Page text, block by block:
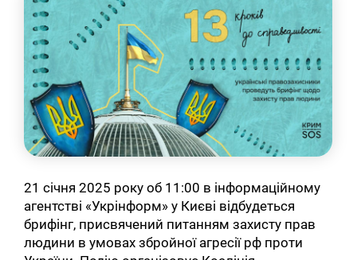
21 січня 2025 року об 11:00 в інформаційному
агентстві «Укрінформ» у Києві відбудеться
брифінг, присвячений питанням захисту прав
людини в умовах збройної агресії рф проти